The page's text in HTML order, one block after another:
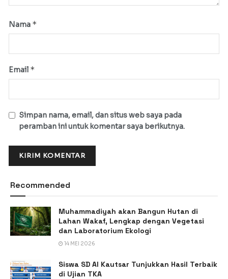
Nama *
Email *
Simpan nama, email, dan situs web saya pada
peramban ini untuk komentar saya berikutnya.
Recommended
Muhammadiyah akan Bangun Hutan di
Lahan Wakaf, Lengkap dengan Vegetasi
dan Laboratorium Ekologi
14 MEI 2026
Siswa SD Al Kautsar Tunjukkan Hasil Terbaik
di Ujian TKA